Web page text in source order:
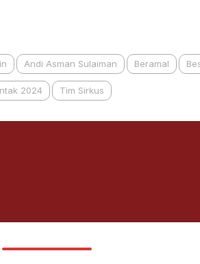
Andi Asman Sulaiman Beramal
2024 Tim Sirkus